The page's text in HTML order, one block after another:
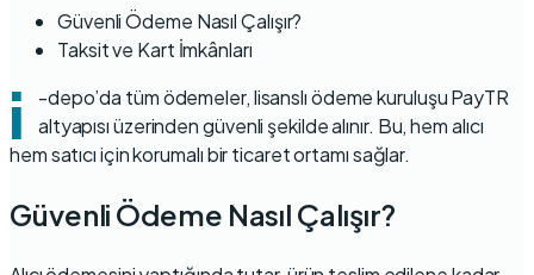
Güvenli Ödeme Nasıl Çalışır?
Taksit ve Kart İmkânları
i
-depo’da tüm ödemeler, lisanslı ödeme kuruluşu PayTR
altyapısı üzerinden güvenli şekilde alınır. Bu, hem alıcı
hem satıcı için korumalı bir ticaret ortamı sağlar.
Güvenli Ödeme Nasıl Çalışır?